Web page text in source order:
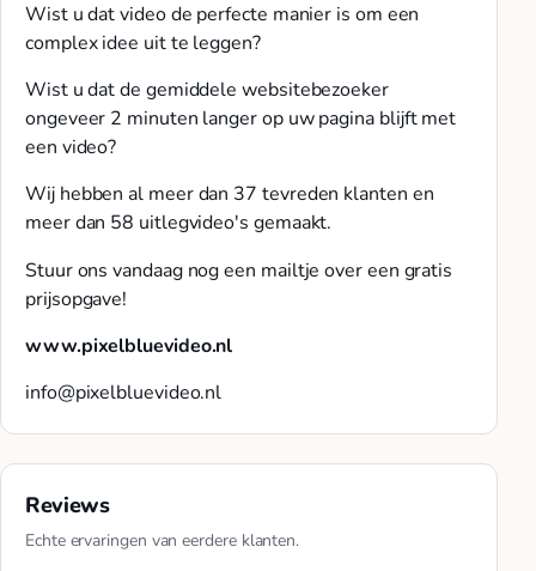
Wist u dat video de perfecte manier is om een
complex idee uit te leggen?
Wist u dat de gemiddele websitebezoeker
ongeveer 2 minuten langer op uw pagina blijft met
een video?
Wij hebben al meer dan 37 tevreden klanten en
meer dan 58 uitlegvideo's gemaakt.
Stuur ons vandaag nog een mailtje over een gratis
prijsopgave!
www.pixelbluevideo.nl
info@pixelbluevideo.nl
Reviews
Echte ervaringen van eerdere klanten.